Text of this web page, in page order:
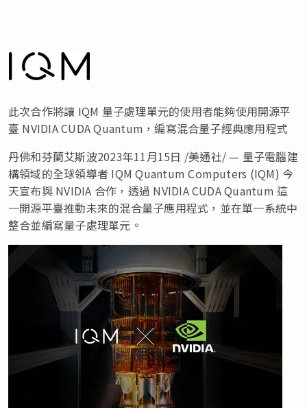
此次合作將讓 IQM 量子處理單元的使用者能夠使用開源平
臺 NVIDIA CUDA Quantum，編寫混合量子經典應用程式
丹佛和芬蘭艾斯波2023年11月15日 /美通社/ — 量子電腦建
構領域的全球領導者 IQM Quantum Computers (IQM) 今
天宣布與 NVIDIA 合作，透過 NVIDIA CUDA Quantum 這
一開源平臺推動未來的混合量子應用程式，並在單一系統中
整合並編寫量子處理單元。